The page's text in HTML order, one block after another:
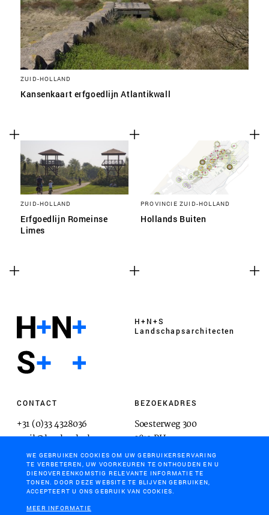
ZUID-HOLLAND
Kansenkaart erfgoedlijn Atlantikwall
ZUID-HOLLAND
Erfgoedlijn Romeinse
Limes
PROVINCIE ZUID-HOLLAND
Hollands Buiten
H+N+S
Landschaps­architecten
CONTACT
+31 (0)33 4328036
mail@hnsland.nl
BEZOEKADRES
Soesterweg 300
3812 BH
Amersfoort
POSTADRES
WE GEBRUIKEN COOKIES OM UW GEBRUIKERSERVARING
TE VERBETEREN, UW VOORKEUREN TE ONTHOUDEN EN U
DIENOVEREENKOMSTIG RELEVANTE INFORMATIE TE
TONEN. DOOR DEZE WEBSITE TE BLIJVEN GEBRUIKEN,
ACCEPTEERT U ONS GEBRUIK VAN COOKIES.
MEER INFORMATIE